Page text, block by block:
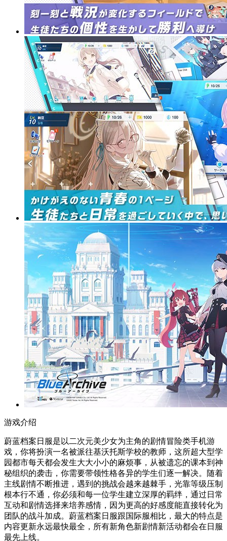
游戏介绍
蔚蓝档案日服是以二次元美少女为主角的剧情冒险类手机游
戏，你将扮演一名被派往基沃托斯学校的教师，这所超大型学
园都市每天都会发生大大小小的麻烦事，从被遗忘的课本到神
秘组织的袭击，你需要带领性格各异的学生们逐一解决。随着
主线剧情不断推进，遇到的挑战会越来越棘手，光靠等级压制
根本行不通，你必须和每一位学生建立深厚的羁绊，通过日常
互动和剧情选择来培养感情，因为更高的好感度能直接转化为
团队的战斗加成。蔚蓝档案日服跟国际服相比，最大的特点是
内容更新永远最快最全，所有新角色新剧情新活动都会在日服
最先上线。